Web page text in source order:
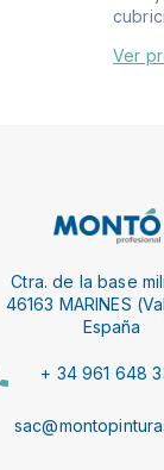
Ver
Ctra. de la base
46163 MARINES
España
+ 34 961 648